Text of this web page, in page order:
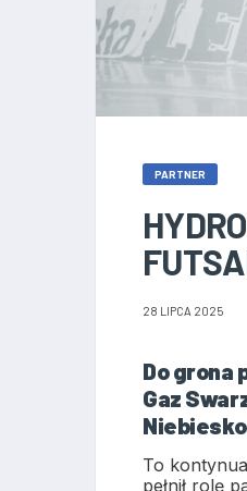
PARTNER
28 LIPCA 2025
Do grona
Gaz
To
pełnił rolę